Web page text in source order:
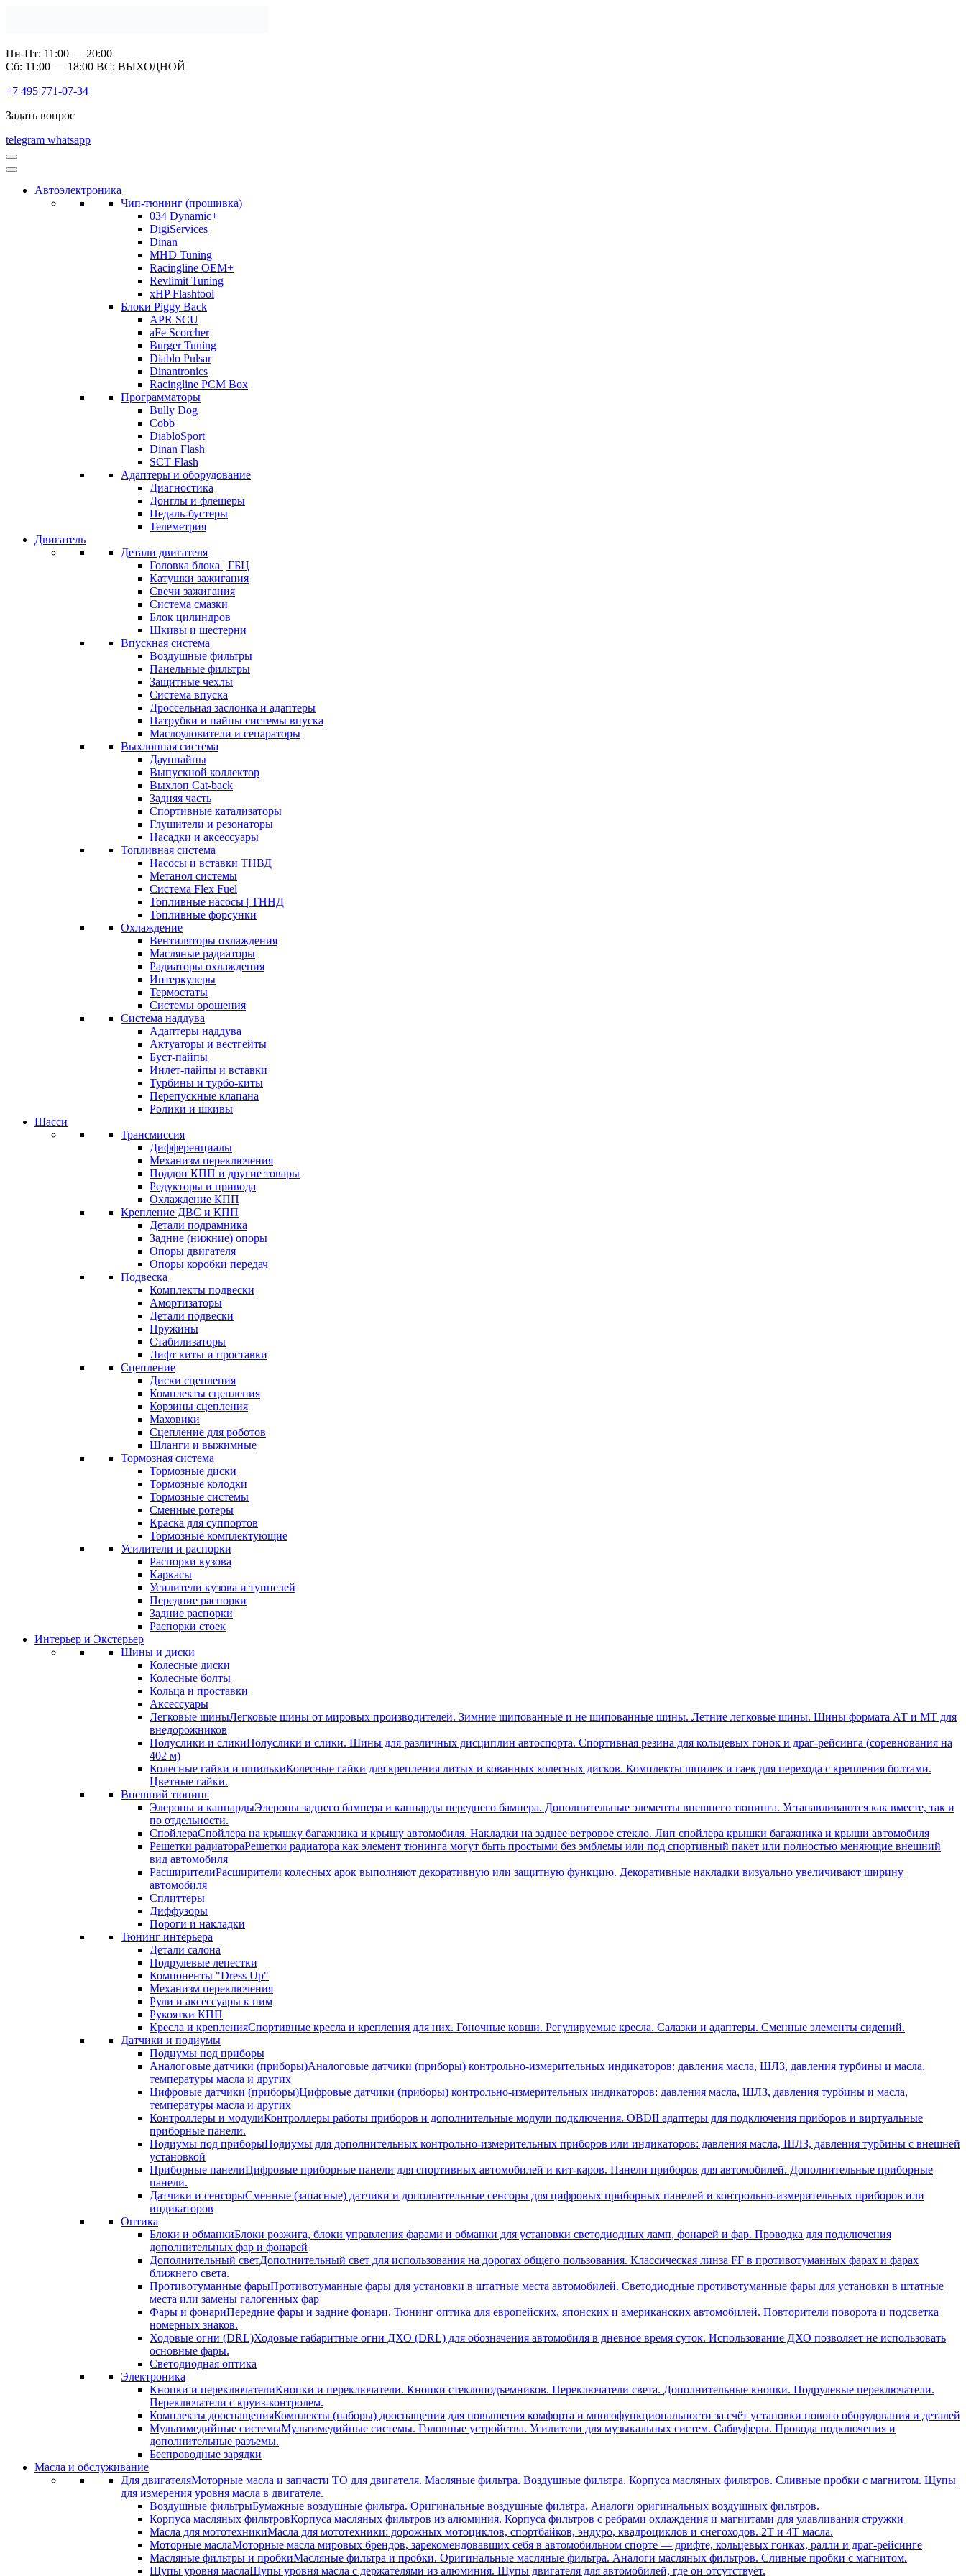
Пн-Пт: 11:00 — 20:00
Сб: 11:00 — 18:00 ВС: ВЫХОДНОЙ
+7 495 771-07-34
Задать вопрос
telegram whatsapp
Автоэлектроника
Чип-тюнинг (прошивка)
034 Dynamic+
DigiServices
Dinan
MHD Tuning
Racingline OEM+
Revlimit Tuning
xHP Flashtool
Блоки Piggy Back
APR SCU
aFe Scorcher
Burger Tuning
Diablo Pulsar
Dinantronics
Racingline PCM Box
Программаторы
Bully Dog
Cobb
DiabloSport
Dinan Flash
SCT Flash
Адаптеры и оборудование
Диагностика
Донглы и флешеры
Педаль-бустеры
Телеметрия
Двигатель
Детали двигателя
Головка блока | ГБЦ
Катушки зажигания
Свечи зажигания
Система смазки
Блок цилиндров
Шкивы и шестерни
Впускная система
Воздушные фильтры
Панельные фильтры
Защитные чехлы
Система впуска
Дроссельная заслонка и адаптеры
Патрубки и пайпы системы впуска
Маслоуловители и сепараторы
Выхлопная система
Даунпайпы
Выпускной коллектор
Выхлоп Cat-back
Задняя часть
Спортивные катализаторы
Глушители и резонаторы
Насадки и аксессуары
Топливная система
Насосы и вставки ТНВД
Метанол системы
Система Flex Fuel
Топливные насосы | ТННД
Топливные форсунки
Охлаждение
Вентиляторы охлаждения
Масляные радиаторы
Радиаторы охлаждения
Интеркулеры
Термостаты
Системы орошения
Система наддува
Адаптеры наддува
Актуаторы и вестгейты
Буст-пайпы
Инлет-пайпы и вставки
Турбины и турбо-киты
Перепускные клапана
Ролики и шкивы
Шасси
Трансмиссия
Дифференциалы
Механизм переключения
Поддон КПП и другие товары
Редукторы и привода
Охлаждение КПП
Крепление ДВС и КПП
Детали подрамника
Задние (нижние) опоры
Опоры двигателя
Опоры коробки передач
Подвеска
Комплекты подвески
Амортизаторы
Детали подвески
Пружины
Стабилизаторы
Лифт киты и проставки
Сцепление
Диски сцепления
Комплекты сцепления
Корзины сцепления
Маховики
Сцепление для роботов
Шланги и выжимные
Тормозная система
Тормозные диски
Тормозные колодки
Тормозные системы
Сменные ротеры
Краска для суппортов
Тормозные комплектующие
Усилители и распорки
Распорки кузова
Каркасы
Усилители кузова и туннелей
Передние распорки
Задние распорки
Распорки стоек
Интерьер и Экстерьер
Шины и диски
Колесные диски
Колесные болты
Кольца и проставки
Аксессуары
Легковые шиныЛегковые шины от мировых производителей. Зимние шипованные и не шипованные шины. Летние легковые шины. Шины формата АТ и МТ для
внедорожников
Полуслики и сликиПолуслики и слики. Шины для различных дисциплин автоспорта. Спортивная резина для кольцевых гонок и драг-рейсинга (соревнования на
402 м)
Колесные гайки и шпилькиКолесные гайки для крепления литых и кованных колесных дисков. Комплекты шпилек и гаек для перехода с крепления болтами.
Цветные гайки.
Внешний тюнинг
Элероны и каннардыЭлероны заднего бампера и каннарды переднего бампера. Дополнительные элементы внешнего тюнинга. Устанавливаются как вместе, так и
по отдельности.
СпойлераСпойлера на крышку багажника и крышу автомобиля. Накладки на заднее ветровое стекло. Лип спойлера крышки багажника и крыши автомобиля
Решетки радиатораРешетки радиатора как элемент тюнинга могут быть простыми без эмблемы или под спортивный пакет или полностью меняющие внешний
вид автомобиля
РасширителиРасширители колесных арок выполняют декоративную или защитную функцию. Декоративные накладки визуально увеличивают ширину
автомобиля
Сплиттеры
Диффузоры
Пороги и накладки
Тюнинг интерьера
Детали салона
Подрулевые лепестки
Компоненты "Dress Up"
Механизм переключения
Рули и аксессуары к ним
Рукоятки КПП
Кресла и крепленияСпортивные кресла и крепления для них. Гоночные ковши. Регулируемые кресла. Салазки и адаптеры. Сменные элементы сидений.
Датчики и подиумы
Подиумы под приборы
Аналоговые датчики (приборы)Аналоговые датчики (приборы) контрольно-измерительных индикаторов: давления масла, ШЛЗ, давления турбины и масла,
температуры масла и других
Цифровые датчики (приборы)Цифровые датчики (приборы) контрольно-измерительных индикаторов: давления масла, ШЛЗ, давления турбины и масла,
температуры масла и других
Контроллеры и модулиКонтроллеры работы приборов и дополнительные модули подключения. OBDII адаптеры для подключения приборов и виртуальные
приборные панели.
Подиумы под приборыПодиумы для дополнительных контрольно-измерительных приборов или индикаторов: давления масла, ШЛЗ, давления турбины с внешней
установкой
Приборные панелиЦифровые приборные панели для спортивных автомобилей и кит-каров. Панели приборов для автомобилей. Дополнительные приборные
панели.
Датчики и сенсорыСменные (запасные) датчики и дополнительные сенсоры для цифровых приборных панелей и контрольно-измерительных приборов или
индикаторов
Оптика
Блоки и обманкиБлоки розжига, блоки управления фарами и обманки для установки светодиодных ламп, фонарей и фар. Проводка для подключения
дополнительных фар и фонарей
Дополнительный светДополнительный свет для использования на дорогах общего пользования. Классическая линза FF в противотуманных фарах и фарах
ближнего света.
Противотуманные фарыПротивотуманные фары для установки в штатные места автомобилей. Светодиодные противотуманные фары для установки в штатные
места или замены галогенных фар
Фары и фонариПередние фары и задние фонари. Тюнинг оптика для европейских, японских и американских автомобилей. Повторители поворота и подсветка
номерных знаков.
Ходовые огни (DRL)Ходовые габаритные огни ДХО (DRL) для обозначения автомобиля в дневное время суток. Использование ДХО позволяет не использовать
основные фары.
Светодиодная оптика
Электроника
Кнопки и переключателиКнопки и переключатели. Кнопки стеклоподъемников. Переключатели света. Дополнительные кнопки. Подрулевые переключатели.
Переключатели с круиз-контролем.
Комплекты дооснащенияКомплекты (наборы) дооснащения для повышения комфорта и многофункциональности за счёт установки нового оборудования и деталей
Мультимедийные системыМультимедийные системы. Головные устройства. Усилители для музыкальных систем. Сабвуферы. Провода подключения и
дополнительные разъемы.
Беспроводные зарядки
Масла и обслуживание
Для двигателяМоторные масла и запчасти ТО для двигателя. Масляные фильтра. Воздушные фильтра. Корпуса масляных фильтров. Сливные пробки с магнитом. Щупы
для измерения уровня масла в двигателе.
Воздушные фильтрыБумажные воздушные фильтра. Оригинальные воздушные фильтра. Аналоги оригинальных воздушных фильтров.
Корпуса масляных фильтровКорпуса масляных фильтров из алюминия. Корпуса фильтров с ребрами охлаждения и магнитами для улавливания стружки
Масла для мототехникиМасла для мототехники: дорожных мотоциклов, спортбайков, эндуро, квадроциклов и снегоходов. 2T и 4T масла.
Моторные маслаМоторные масла мировых брендов, зарекомендовавших себя в автомобильном спорте — дрифте, кольцевых гонках, ралли и драг-рейсинге
Масляные фильтры и пробкиМасляные фильтра и пробки. Оригинальные масляные фильтра. Аналоги масляных фильтров. Сливные пробки с магнитом.
Щупы уровня маслаЩупы уровня масла с держателями из алюминия. Щупы двигателя для автомобилей, где он отсутствует.